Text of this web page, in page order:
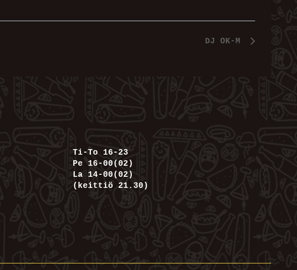
DJ OK-M
Ti-To 16-23
Pe 16-00(02)
La 14-00(02)
(keittiö 21.30)